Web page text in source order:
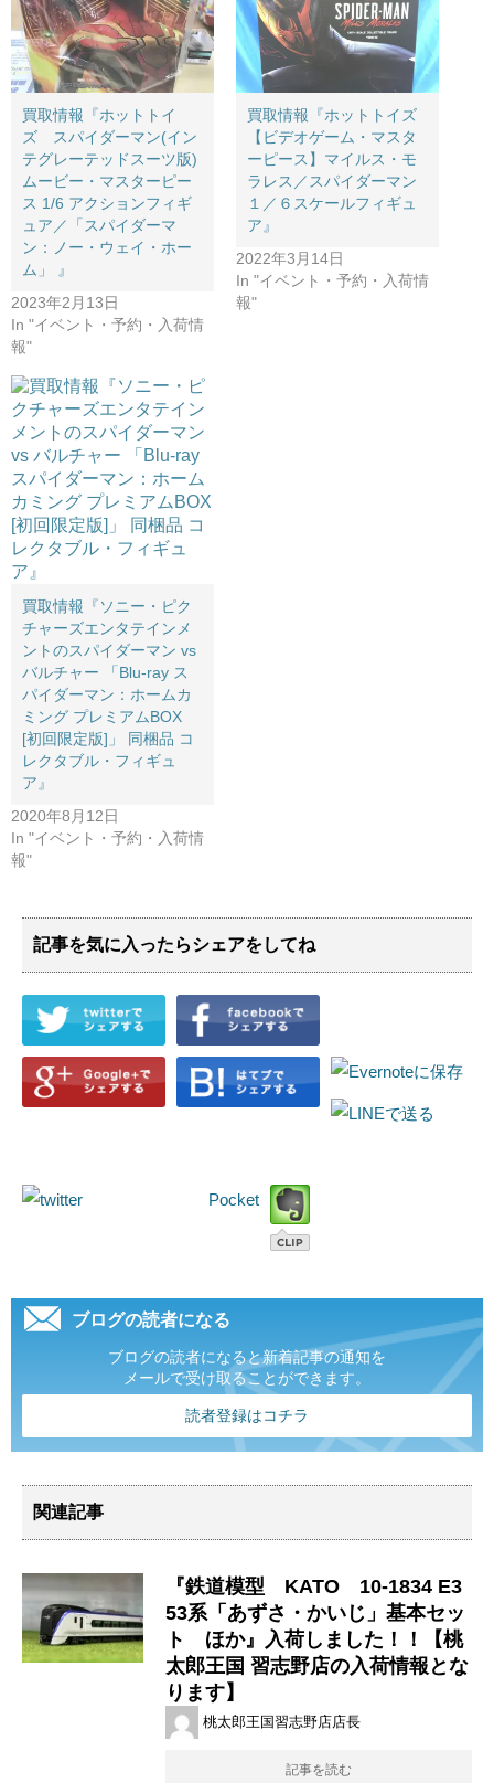
買取情報『ホットトイ
ズ スパイダーマン(イン
テグレーテッドスーツ版) ​​
ムービー・マスターピー
ス ​1/6 ​アクションフィギ
ュア／「スパイダーマ
ン：ノー・ウェイ・ホー
ム」 』
2023年2月13日
In "イベント・予約・入荷情
報"
買取情報『ホットトイズ
【ビデオゲーム・マスタ
ーピース】マイルス・モ
ラレス／スパイダーマン
１／６スケールフィギュ
ア』
2022年3月14日
In "イベント・予約・入荷情
報"
買取情報『ソニー・ピク
チャーズエンタテインメ
ントのスパイダーマン ​vs ​
バルチャー ​「Blu-ray ​ス
パイダーマン：ホームカ
ミング ​プレミアムBOX ​
[初回限定版]」 ​同梱品 ​コ
レクタブル・フィギュ
ア』
2020年8月12日
In "イベント・予約・入荷情
報"
記事を気に入ったらシェアをしてね
Pocket
ブログの読者になる
ブログの読者になると新着記事の通知を
メールで受け取ることができます。
読者登録はコチラ
関連記事
『鉄道模型 KATO 10-1834 E3
53系「あずさ・かいじ」基本セッ
ト ほか』入荷しました！！【桃
太郎王国 習志野店の入荷情報とな
ります】
桃太郎王国習志野店店長
記事を読む